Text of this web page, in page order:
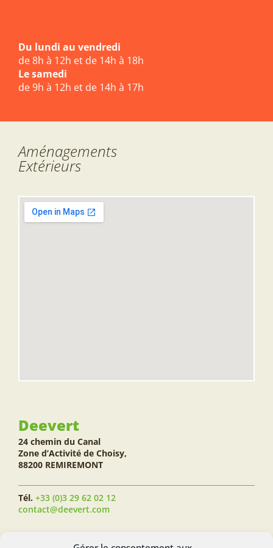
Du lundi au vendredi
de 8h à 12h et de 14h à 18h
Le samedi
de 9h à 12h et de 14h à 17h
Aménagements
Extérieurs
Deevert
24 chemin du Canal
Zone d’Activité de Choisy,
88200 REMIREMONT
Tél. +33 (0)3 29 62 02 12
contact@deevert.com
SUIVEZ-NOUS...